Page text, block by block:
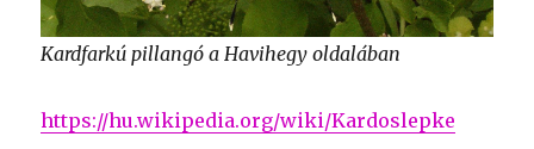
Kardfarkú pillangó a Havihegy oldalában
https://hu.wikipedia.org/wiki/Kardoslepke